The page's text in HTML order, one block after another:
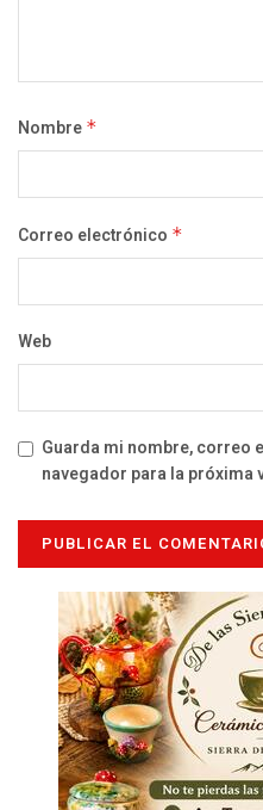
Nombre *
Correo electrónico *
Web
Guarda mi nombre, correo
navegador para la próxima